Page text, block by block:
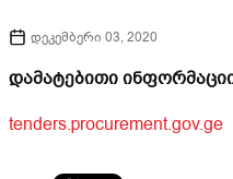
დეკემბერი 03, 2020
დამატებითი
tenders.procurement.gov.ge